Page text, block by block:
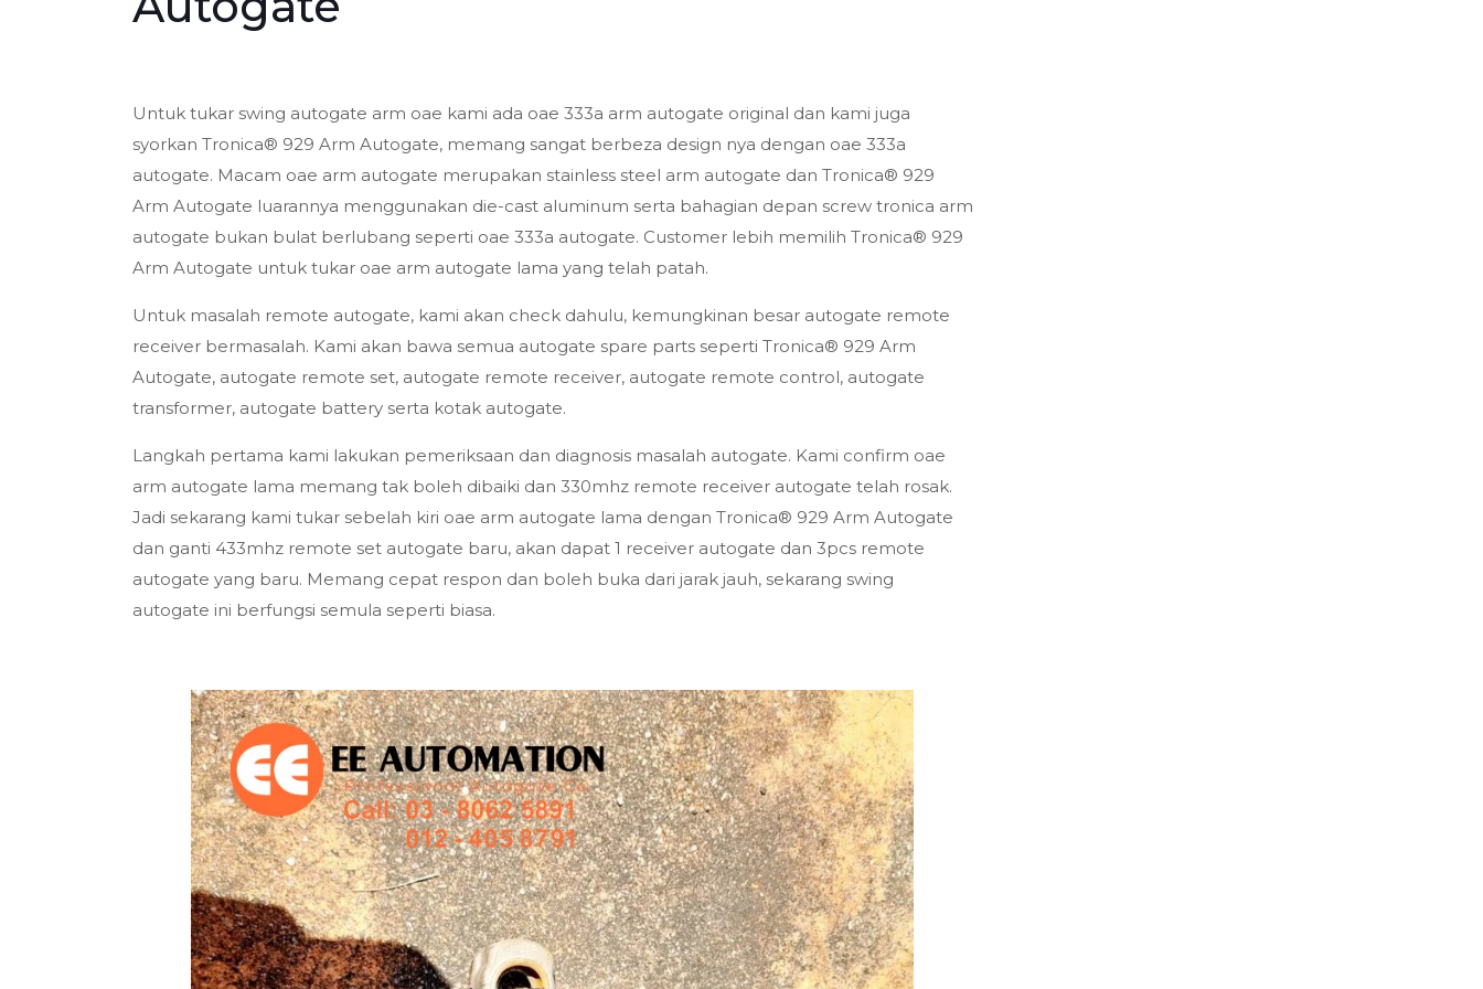
Untuk tukar swing autogate arm oae kami ada oae 333a arm autogate original dan kami juga
syorkan Tronica® 929 Arm Autogate, memang sangat berbeza design nya dengan oae 333a
autogate. Macam oae arm autogate merupakan stainless steel arm autogate dan Tronica® 929
Arm Autogate luarannya menggunakan die-cast aluminum serta bahagian depan screw tronica arm
autogate bukan bulat berlubang seperti oae 333a autogate. Customer lebih memilih Tronica® 929
Arm Autogate untuk tukar oae arm autogate lama yang telah patah.
Untuk masalah remote autogate, kami akan check dahulu, kemungkinan besar autogate remote
receiver bermasalah. Kami akan bawa semua autogate spare parts seperti Tronica® 929 Arm
Autogate, autogate remote set, autogate remote receiver, autogate remote control, autogate
transformer, autogate battery serta kotak autogate.
Langkah pertama kami lakukan pemeriksaan dan diagnosis masalah autogate. Kami confirm oae
arm autogate lama memang tak boleh dibaiki dan 330mhz remote receiver autogate telah rosak.
Jadi sekarang kami tukar sebelah kiri oae arm autogate lama dengan Tronica® 929 Arm Autogate
dan ganti 433mhz remote set autogate baru, akan dapat 1 receiver autogate dan 3pcs remote
autogate yang baru. Memang cepat respon dan boleh buka dari jarak jauh, sekarang swing
autogate ini berfungsi semula seperti biasa.